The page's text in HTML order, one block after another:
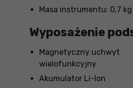
Masa instrumentu: 0,7 kg
Wyposażenie
Magnetyczny uchwyt
wielofunkcyjny
Akumulator Li-Ion